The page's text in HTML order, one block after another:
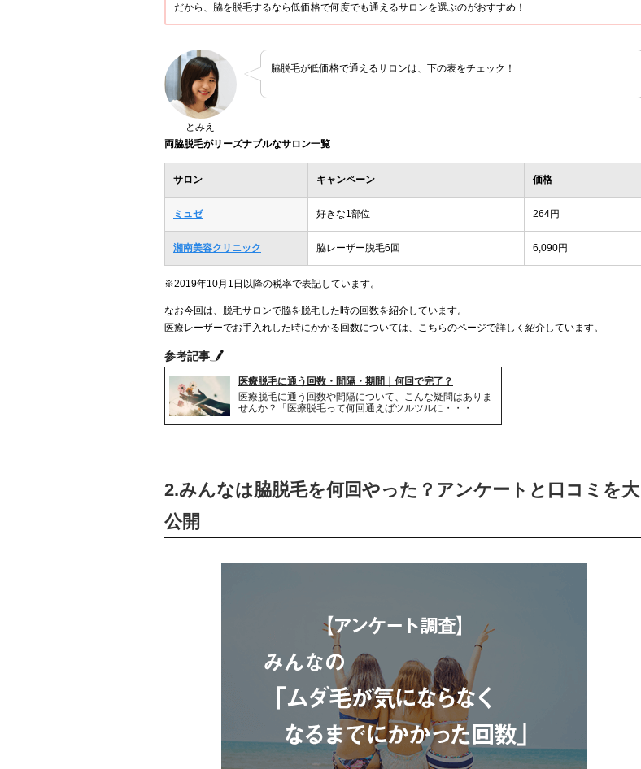
だから、脇を脱毛するなら低価格で何度でも通えるサロンを選ぶのがおすすめ！
とみえ
脇脱毛が低価格で通えるサロンは、下の表をチェック！
両脇脱毛がリーズナブルなサロン一覧
サロン キャンペーン 価格
ミュゼ 好きな1部位 264円
湘南美容クリニック 脇レーザー脱毛6回 6,090円
※2019年10月1日以降の税率で表記しています。
なお今回は、脱毛サロンで脇を脱毛した時の回数を紹介しています。
医療レーザーでお手入れした時にかかる回数については、こちらのページで詳しく紹介しています。
参考記事
医療脱毛に通う回数・間隔・期間｜何回で完了？
医療脱毛に通う回数や間隔について、こんな疑問はありま
せんか？「医療脱毛って何回通えばツルツルに・・・
2.みんなは脇脱毛を何回やった？アンケートと口コミを大
公開